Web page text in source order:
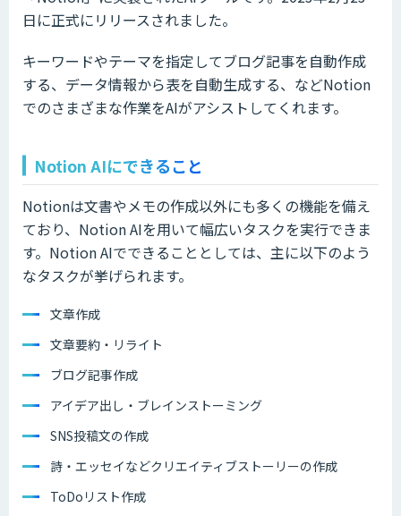
日に正式にリリースされました。
キーワードやテーマを指定してブログ記事を自動作成
する、データ情報から表を自動生成する、などNotion
でのさまざまな作業をAIがアシストしてくれます。
Notion AIにできること
Notionは文書やメモの作成以外にも多くの機能を備え
ており、Notion AIを用いて幅広いタスクを実行できま
す。Notion AIでできることとしては、主に以下のよう
なタスクが挙げられます。
文章作成
文章要約・リライト
ブログ記事作成
アイデア出し・ブレインストーミング
SNS投稿文の作成
詩・エッセイなどクリエイティブストーリーの作成
ToDoリスト作成